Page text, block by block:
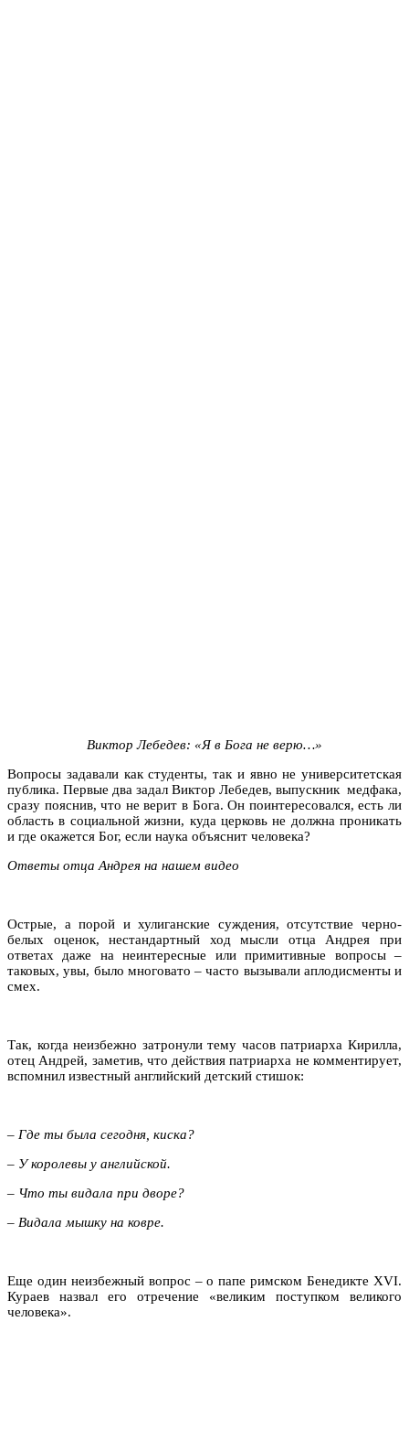
Виктор Лебедев: «Я в Бога не верю…»
Вопросы задавали как студенты, так и явно не университетская
публика. Первые два задал Виктор Лебедев, выпускник медфака,
сразу пояснив, что не верит в Бога. Он поинтересовался, есть ли
область в социальной жизни, куда церковь не должна проникать
и где окажется Бог, если наука объяснит человека?
Ответы отца Андрея на нашем видео
Острые, а порой и хулиганские суждения, отсутствие черно-
белых оценок, нестандартный ход мысли отца Андрея при
ответах даже на неинтересные или примитивные вопросы –
таковых, увы, было многовато – часто вызывали аплодисменты и
смех.
Так, когда неизбежно затронули тему часов патриарха Кирилла,
отец Андрей, заметив, что действия патриарха не комментирует,
вспомнил известный английский детский стишок:
– Где ты была сегодня, киска?
– У королевы у английской.
– Что ты видала при дворе?
– Видала мышку на ковре.
Еще один неизбежный вопрос – о папе римском Бенедикте XVI.
Кураев назвал его отречение «великим поступком великого
человека».